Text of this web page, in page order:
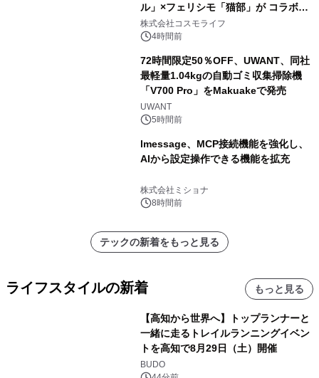
ル」×フェリシモ「猫部」が コラボキ
ャンペーンを実施
株式会社コスモライフ
4時間前
72時間限定50％OFF、UWANT、同社
最軽量1.04kgの自動ゴミ収集掃除機
「V700 Pro」をMakuakeで発売
UWANT
5時間前
lmessage、MCP接続機能を強化し、
AIから設定操作できる機能を拡充
株式会社ミショナ
8時間前
テックの新着をもっと見る
ライフスタイルの新着 もっと見る
【高知から世界へ】トップランナーと
一緒に走るトレイルランニングイベン
トを高知で8月29日（土）開催
BUDO